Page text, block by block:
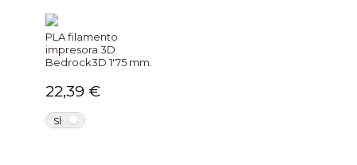
PLA filamento
impresora 3D
Bedrock3D 1'75 mm.
22,39 €
SÍ